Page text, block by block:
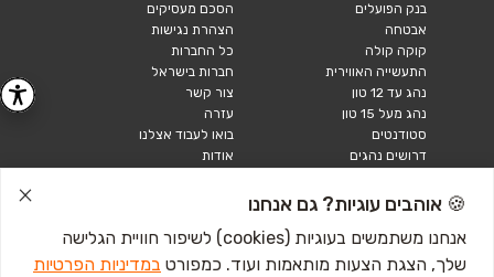
בנק הפועלים
אבטחה
קוקה קולה
התעשייה האווירית
נהג עד 12 טון
נהג מעל 15 טון
סטודנטים
דרושים נהגים
טבלאות שכר
הסכם מעסיקים
הצהרת נגישות
כל החברות
חברות בישראל
צור קשר
עזרה
בואו לעבוד אצלנו
אודות
כתבות ומדריכים
🍪 אוהבים עוגיות? גם אנחנו
אנחנו משתמשים בעוגיות (cookies) לשיפור חוויית הגלישה
שלך, הצגת הצעות מותאמות ועוד. כמפורט במדיניות הפרטיות